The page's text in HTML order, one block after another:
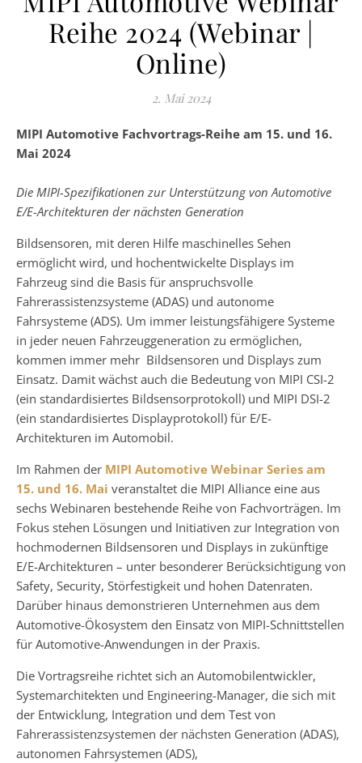
Reihe 2024 (Webinar |
Online)
2. Mai 2024
MIPI Automotive Fachvortrags-Reihe am 15. und 16.
Mai 2024
Die MIPI-Spezifikationen zur Unterstützung von Automotive
E/E-Architekturen der nächsten Generation
Bildsensoren, mit deren Hilfe maschinelles Sehen
ermöglicht wird, und hochentwickelte Displays im
Fahrzeug sind die Basis für anspruchsvolle
Fahrerassistenzsysteme (ADAS) und autonome
Fahrsysteme (ADS). Um immer leistungsfähigere Systeme
in jeder neuen Fahrzeuggeneration zu ermöglichen,
kommen immer mehr Bildsensoren und Displays zum
Einsatz. Damit wächst auch die Bedeutung von MIPI CSI-2
(ein standardisiertes Bildsensorprotokoll) und MIPI DSI-2
(ein standardisiertes Displayprotokoll) für E/E-
Architekturen im Automobil.
Im Rahmen der MIPI Automotive Webinar Series am
15. und 16. Mai veranstaltet die MIPI Alliance eine aus
sechs Webinaren bestehende Reihe von Fachvorträgen. Im
Fokus stehen Lösungen und Initiativen zur Integration von
hochmodernen Bildsensoren und Displays in zukünftige
E/E-Architekturen – unter besonderer Berücksichtigung von
Safety, Security, Störfestigkeit und hohen Datenraten.
Darüber hinaus demonstrieren Unternehmen aus dem
Automotive-Ökosystem den Einsatz von MIPI-Schnittstellen
für Automotive-Anwendungen in der Praxis.
Die Vortragsreihe richtet sich an Automobilentwickler,
Systemarchitekten und Engineering-Manager, die sich mit
der Entwicklung, Integration und dem Test von
Fahrerassistenzsystemen der nächsten Generation (ADAS),
autonomen Fahrsystemen (ADS),